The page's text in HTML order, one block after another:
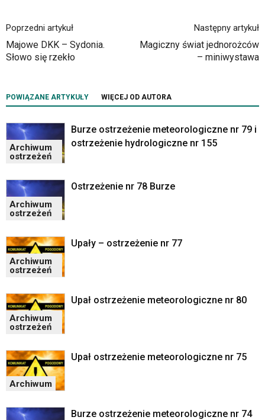
Poprzedni artykuł
Majowe DKK – Sydonia.
Słowo się rzekło
Następny artykuł
Magiczny świat jednorożców
– miniwystawa
POWIĄZANE ARTYKUŁY WIĘCEJ OD AUTORA
Archiwum
ostrzeżeń
Burze ostrzeżenie meteorologiczne nr 79 i
ostrzeżenie hydrologiczne nr 155
Archiwum
ostrzeżeń
Ostrzeżenie nr 78 Burze
Archiwum
ostrzeżeń
Upały – ostrzeżenie nr 77
Archiwum
ostrzeżeń
Upał ostrzeżenie meteorologiczne nr 80
Archiwum
Upał ostrzeżenie meteorologiczne nr 75
Burze ostrzeżenie meteorologiczne nr 74